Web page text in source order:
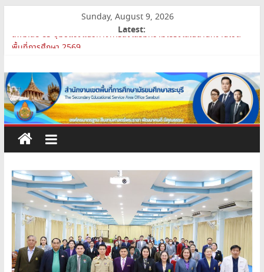
content
Sunday, August 9, 2026
Latest:
สพม.สบ ประชุมชี้แจงแนวทางการส่งเสริมความโปร่งใสในสำนักงานเขต
สพม.สบ เสริมศักยภาพผู้บริหาร PA Support Team สู่เส้นทางความ
ก้าวหน้าวิชาชีพ
สพม.สบ เข้าร่วมประชุมสัมมนา ผอ.สพท. ทั่วประเทศ ครั้งที่ 2/2569 “All
for Education”
การย้ายข้าราชการครูและบุคลากรทางการศึกษา ตำแหน่งศึกษานิเทศก์
สำนักงาน
เขต
พื้นที่
การ
ศึกษา
มัธยมศึกษา